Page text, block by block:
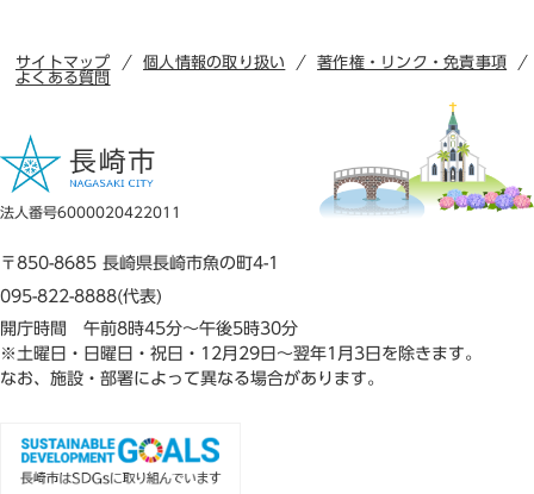
サイトマップ 個人情報の取り扱い
著作権・リンク・免責事項
よくある質問
法人番号6000020422011
〒850-8685 長崎県長崎市魚の町4-1
095-822-8888(代表)
開庁時間 午前8時45分～午後5時30分
※土曜日・日曜日・祝日・12月29日～翌年1月3日を除きます。
なお、施設・部署によって異なる場合があります。